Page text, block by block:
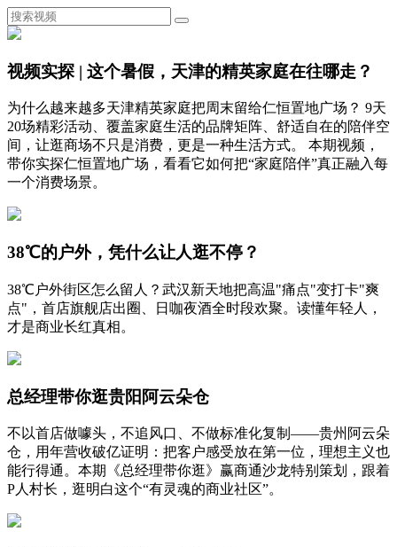
视频实探 | 这个暑假，天津的精英家庭在往哪走？
为什么越来越多天津精英家庭把周末留给仁恒置地广场？ 9天
20场精彩活动、覆盖家庭生活的品牌矩阵、舒适自在的陪伴空
间，让逛商场不只是消费，更是一种生活方式。 本期视频，
带你实探仁恒置地广场，看看它如何把“家庭陪伴”真正融入每
一个消费场景。
38℃的户外，凭什么让人逛不停？
38℃户外街区怎么留人？武汉新天地把高温"痛点"变打卡"爽
点"，首店旗舰店出圈、日咖夜酒全时段欢聚。读懂年轻人，
才是商业长红真相。
总经理带你逛贵阳阿云朵仓
不以首店做噱头，不追风口、不做标准化复制——贵州阿云朵
仓，用年营收破亿证明：把客户感受放在第一位，理想主义也
能行得通。本期《总经理带你逛》赢商通沙龙特别策划，跟着
P人村长，逛明白这个“有灵魂的商业社区”。